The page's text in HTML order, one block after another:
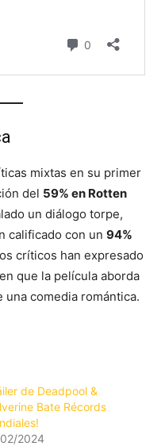
mixtas en su primer
del 59% en Rotten
un diálogo torpe,
calificado con un 94%
críticos han expresado
que la película aborda
comedia romántica.
de Deadpool &
Bate Récords
2024